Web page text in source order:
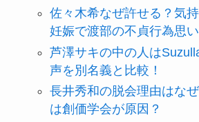
佐々木希なぜ許せる？気
妊娠で渡部の不貞行為思
芦澤サキの中の人は
声を別名義と比較！
長井秀和の脱会理由はな
は創価学会が原因？